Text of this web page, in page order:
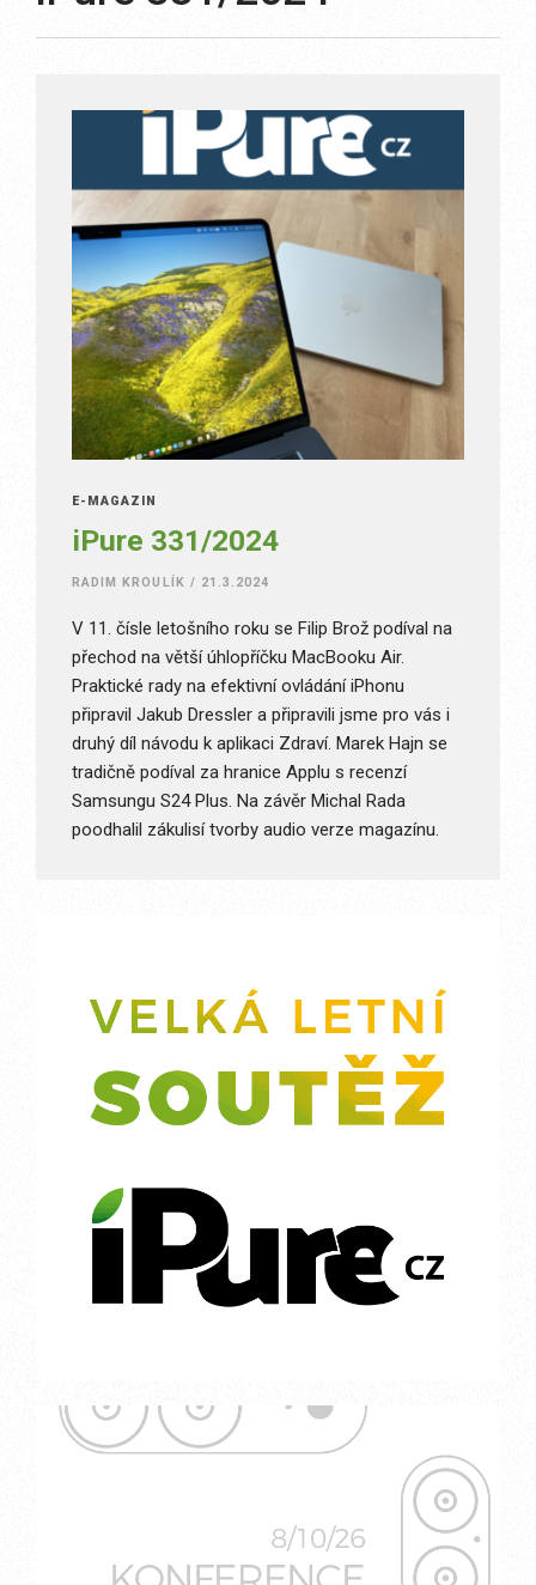
E-MAGAZÍN
iPure 331/2024
RADIM KROULÍK / 21.3.2024
V 11. čísle letošního roku se Filip Brož podíval na
přechod na větší úhlopříčku MacBooku Air.
Praktické rady na efektivní ovládání iPhonu
připravil Jakub Dressler a připravili jsme pro vás i
druhý díl návodu k aplikaci Zdraví. Marek Hajn se
tradičně podíval za hranice Applu s recenzí
Samsungu S24 Plus. Na závěr Michal Rada
poodhalil zákulisí tvorby audio verze magazínu.